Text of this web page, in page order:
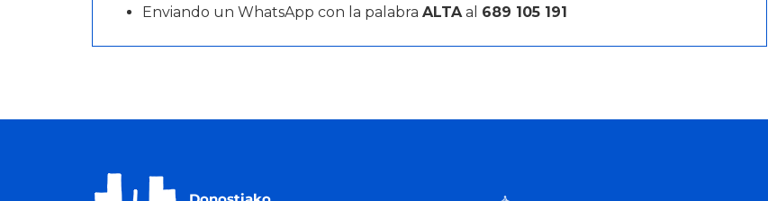
Enviando un WhatsApp con la palabra ALTAal 689 105 191